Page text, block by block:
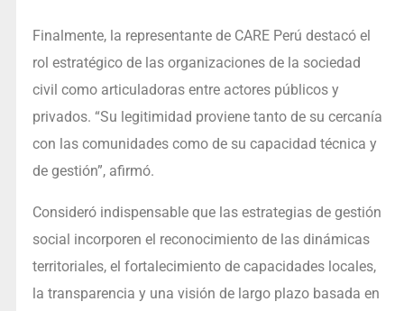
Finalmente, la representante de CARE Perú destacó el
rol estratégico de las organizaciones de la sociedad
civil como articuladoras entre actores públicos y
privados. “Su legitimidad proviene tanto de su cercanía
con las comunidades como de su capacidad técnica y
de gestión”, afirmó.
Consideró indispensable que las estrategias de gestión
social incorporen el reconocimiento de las dinámicas
territoriales, el fortalecimiento de capacidades locales,
la transparencia y una visión de largo plazo basada en